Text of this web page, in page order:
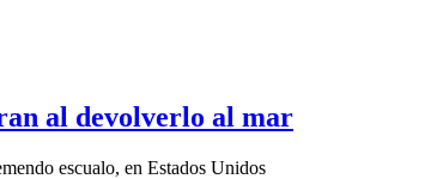
al devolverlo al mar
escualo, en Estados Unidos